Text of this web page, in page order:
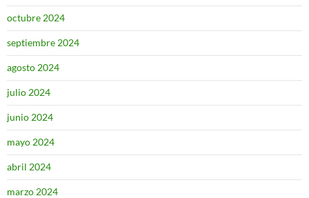
octubre 2024
septiembre 2024
agosto 2024
julio 2024
junio 2024
mayo 2024
abril 2024
marzo 2024